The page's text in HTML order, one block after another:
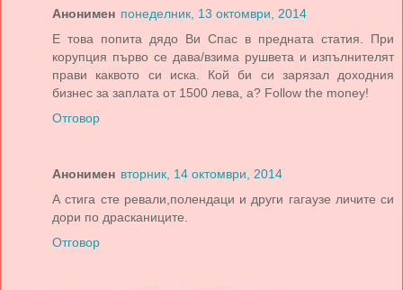
Анонимен понеделник, 13 октомври, 2014
Е това попита дядо Ви Спас в предната статия. При
корупция първо се дава/взима рушвета и изпълнителят
прави каквото си иска. Кой би си зарязал доходния
бизнес за заплата от 1500 лева, а? Follow the money!
Отговор
Анонимен вторник, 14 октомври, 2014
А стига сте ревали,полендаци и други гагаузе личите си
дори по драсканиците.
Отговор